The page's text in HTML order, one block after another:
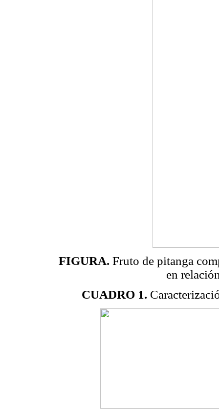
FIGURA. Fruto de pitanga
en
CUADRO 1.